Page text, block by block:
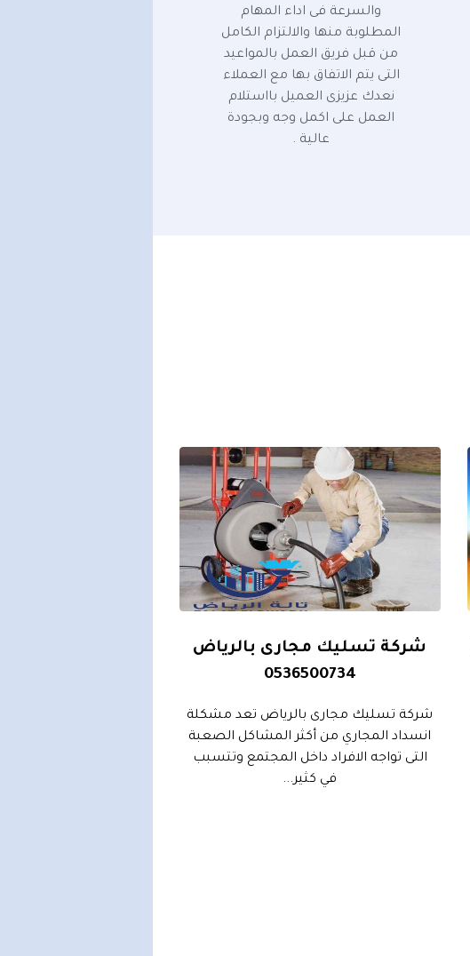
والسرعة فى اداء المهام
المطلوبة منها والالتزام الكامل
من قبل فريق العمل بالمواعيد
التى يتم الاتفاق بها مع العملاء
نعدك عزيزى العميل بااستلام
العمل على اكمل وجه وبجودة
عالية .
شركة تسليك مجارى بالرياض
0536500734
شركة تسليك مجارى بالرياض تعد مشكلة
انسداد المجاري من أكثر المشاكل الصعبة
التى تواجه الافراد داخل المجتمع وتتسبب
في كثير...